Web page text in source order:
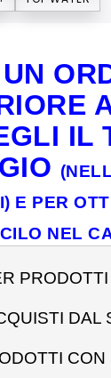
IL
E PER
NEL
DAL